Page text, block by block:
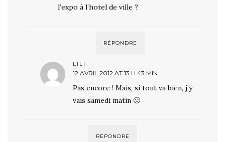
l’expo à l’hotel de ville ?
RÉPONDRE
LILI
12 AVRIL 2012 AT 13 H 43 MIN
Pas encore ! Mais, si tout va bien, j’y
vais samedi matin 🙂
RÉPONDRE